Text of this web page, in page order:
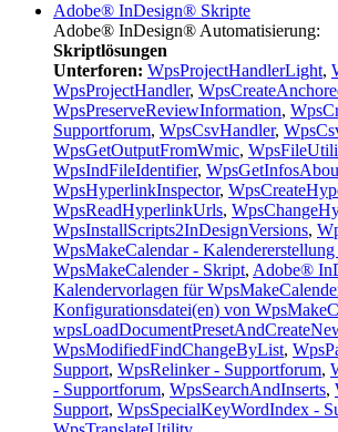
Adobe® InDesign® Skripte
Adobe® InDesign® Automatisierung:
Skriptlösungen
Unterforen: WpsProjectHandlerLight,
WpsProjectHandler,
WpsPreserveReviewInformation,
Supportforum, WpsCsvHandler,
WpsGetOutputFromWmic,
WpsIndFileIdentifier,
WpsHyperlinkInspector,
WpsReadHyperlinkUrls,
WpsInstallScripts2InDesignVersions,
WpsMakeCalendar -
WpsMakeCalender - Skript, Adobe®
Kalendervorlagen für
Konfigurationsdatei(en) von
WpsModifiedFindChangeByList,
Support, WpsRelinker - Supportforum,
- Supportforum, WpsSearchAndInserts,
Support, WpsSpecialKeyWordIndex -